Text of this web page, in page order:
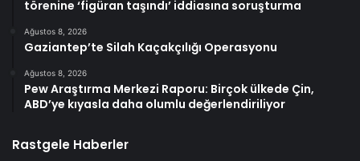
törenine ‘figüran taşındı’ iddiasına soruşturma
Ağustos 8, 2026
Gaziantep’te Silah Kaçakçılığı Operasyonu
Ağustos 8, 2026
Pew Araştırma Merkezi Raporu: Birçok ülkede Çin,
ABD’ye kıyasla daha olumlu değerlendiriliyor
Rastgele Haberler